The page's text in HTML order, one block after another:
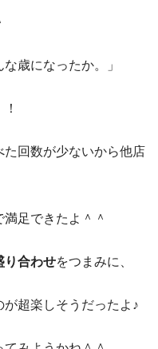
歳になったか。」
回数が少ないから他店
足できたよ＾＾
り合わせをつまみに、
超楽しそうだったよ♪